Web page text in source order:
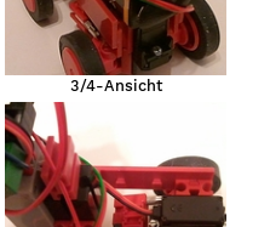
3/4-Ansicht